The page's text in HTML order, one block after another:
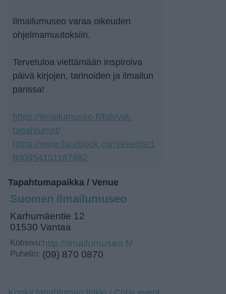
Ilmailumuseo varaa oikeuden
ohjelmamuutoksiin.
Tervetuloa viettämään inspiroiva
päivä kirjojen, tarinoiden ja ilmailun
parissa!
https://ilmailumuseo.fi/tulevat-
tapahtumat/
https://www.facebook.com/events/1
830954151187882
Tapahtumapaikka / Venue
Suomen Ilmailumuseo
Karhumäentie 12
01530 Vantaa
Kotisivu: http://ilmailumuseo.fi/
Puhelin: (09) 870 0870